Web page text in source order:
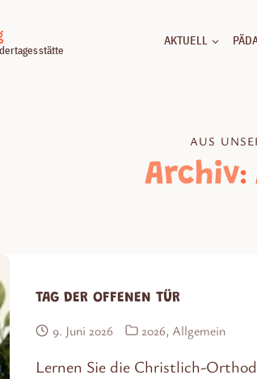
AKTUELL
AUS
Archiv:
TAG DER OFFENEN TÜR
9. Juni 2026 2026, Allgemein
Lernen Sie die Christlich-